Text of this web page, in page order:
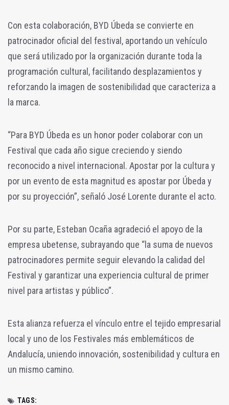
Con esta colaboración, BYD Úbeda se convierte en
patrocinador oficial del festival, aportando un vehículo
que será utilizado por la organización durante toda la
programación cultural, facilitando desplazamientos y
reforzando la imagen de sostenibilidad que caracteriza a
la marca.
“Para BYD Úbeda es un honor poder colaborar con un
Festival que cada año sigue creciendo y siendo
reconocido a nivel internacional. Apostar por la cultura y
por un evento de esta magnitud es apostar por Úbeda y
por su proyección”, señaló José Lorente durante el acto.
Por su parte, Esteban Ocaña agradeció el apoyo de la
empresa ubetense, subrayando que “la suma de nuevos
patrocinadores permite seguir elevando la calidad del
Festival y garantizar una experiencia cultural de primer
nivel para artistas y público”.
Esta alianza refuerza el vínculo entre el tejido empresarial
local y uno de los Festivales más emblemáticos de
Andalucía, uniendo innovación, sostenibilidad y cultura en
un mismo camino.
TAGS: